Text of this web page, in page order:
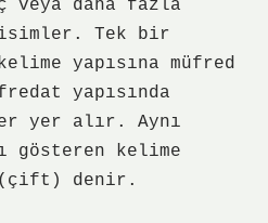
veya daha fazla
Tek bir
yapısına müfred
yapısında
yer alır. Aynı
kelime
(çift) denir.